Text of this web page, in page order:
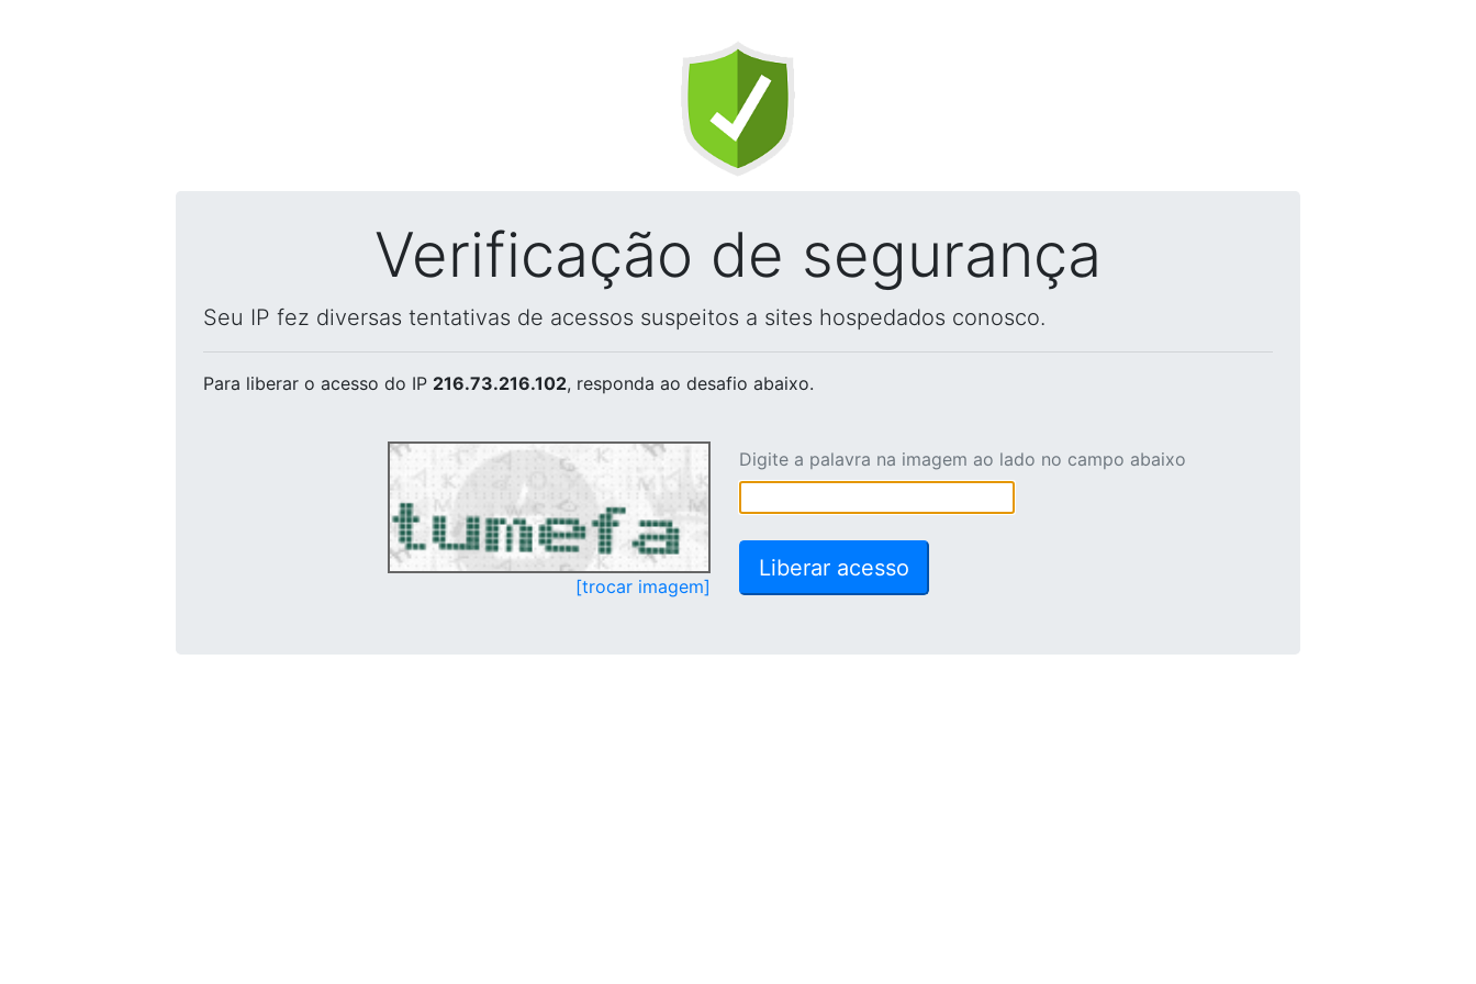
Verificação de segurança
Seu IP fez diversas tentativas de acessos suspeitos a sites hospedados conosco.
Para liberar o acesso do IP 216.73.216.102, responda ao desafio abaixo.
[trocar imagem]
Digite a palavra na imagem ao lado no campo abaixo